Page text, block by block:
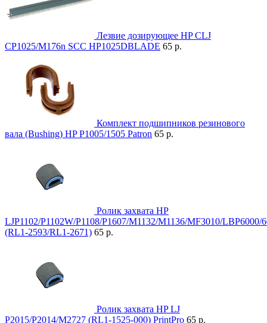
Лезвие дозирующее HP CLJ
CP1025/M176n SCC HP1025DBLADE 65 р.
Комплект подшипников резинового
вала (Bushing) HP P1005/1505 Patron 65 р.
Ролик захвата HP
LJP1102/P1102W/P1108/P1607/M1132/M1136/MF3010/LBP6000/
(RL1-2593/RL1-2671) 65 р.
Ролик захвата HP LJ
P2015/P2014/M2727 (RL1-1525-000) PrintPro 65 р.